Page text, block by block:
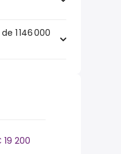
1 146 000
19 200